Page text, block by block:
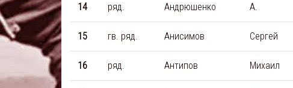
14 ряд. Андрюшенко А.
15 гв. ряд. Анисимов Сергей
16 ряд. Антипов Михаил